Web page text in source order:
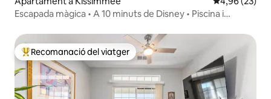
Escapada màgica • A 10 minuts de Disney • Piscina i
Principals recomanacions dels viatgers
Recomanació del viatger